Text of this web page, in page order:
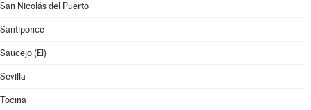
San Nicolás del Puerto
Santiponce
Saucejo (El)
Sevilla
Tocina